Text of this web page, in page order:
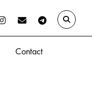
Contact